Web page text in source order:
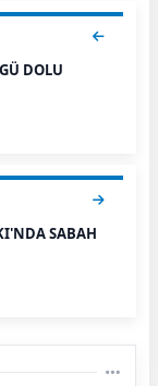
DOLU
SABAH